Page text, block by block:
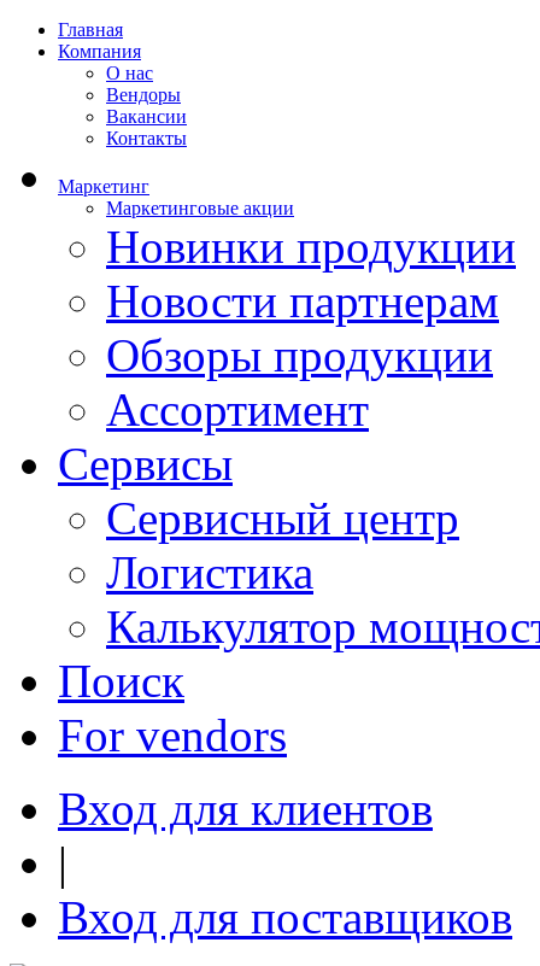
Главная
Компания
О нас
Вендоры
Вакансии
Контакты
Маркетинг
Маркетинговые акции
Новинки продукции
Новости партнерам
Обзоры продукции
Ассортимент
Сервисы
Сервисный центр
Логистика
Калькулятор
Поиск
For vendors
Вход для клиентов
|
Вход для поставщиков